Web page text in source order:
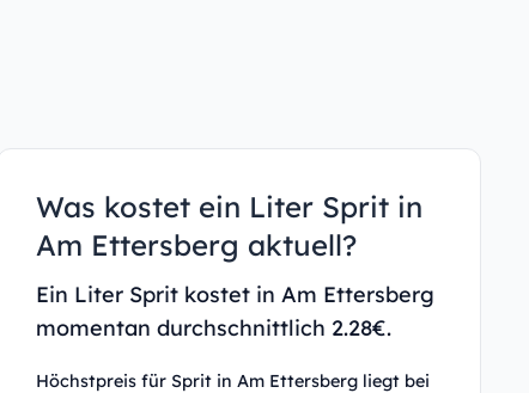
Was kostet ein Liter Sprit in
Am Ettersberg aktuell?
Ein Liter Sprit kostet in Am Ettersberg
momentan durchschnittlich 2.28€.
Höchstpreis für Sprit in Am Ettersberg liegt bei